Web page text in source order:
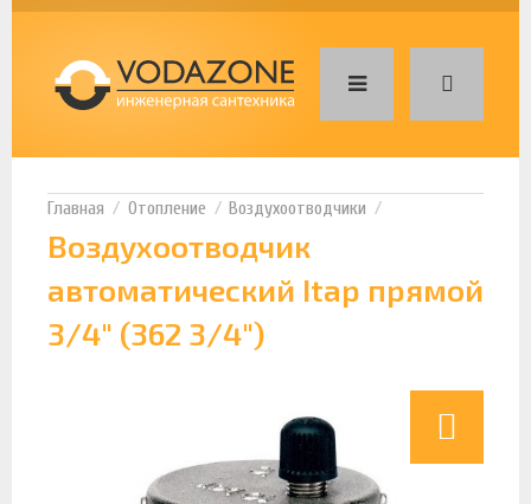
Отопление Воздухоотводчики
Воздухоотводчик
автоматический Itap прямой
3/4" (362 3/4")